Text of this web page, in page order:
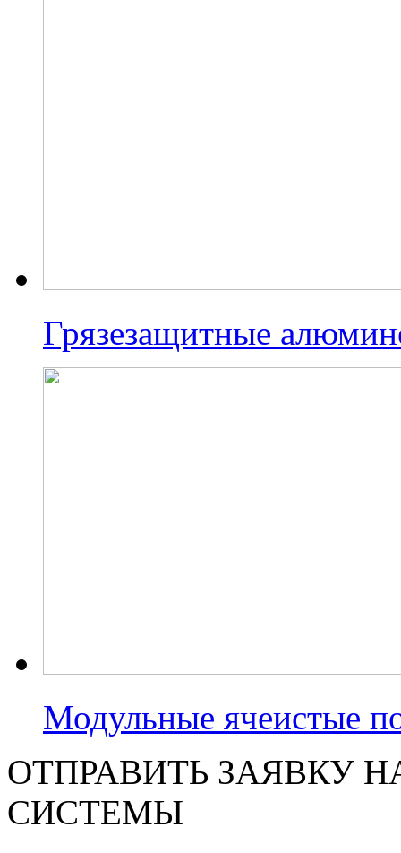
Грязезащитные
Модульные ячеистые
ОТПРАВИТЬ ЗАЯВКУ
СИСТЕМЫ